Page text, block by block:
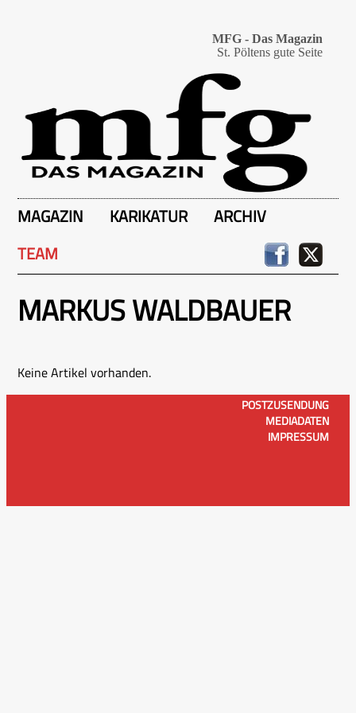
MFG - Das Magazin
St. Pöltens gute Seite
MAGAZIN KARIKATUR
ARCHIV
TEAM
MARKUS WALDBAUER
Keine Artikel vorhanden.
POSTZUSENDUNG
MEDIADATEN
IMPRESSUM